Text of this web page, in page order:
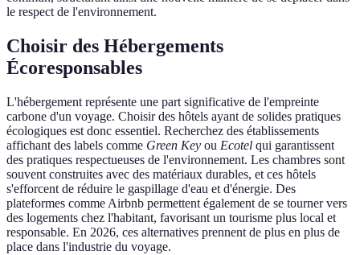
le respect de l'environnement.
Choisir des Hébergements
Écoresponsables
L'hébergement représente une part significative de l'empreinte
carbone d'un voyage. Choisir des hôtels ayant de solides pratiques
écologiques est donc essentiel. Recherchez des établissements
affichant des labels comme Green Key ou Ecotel qui garantissent
des pratiques respectueuses de l'environnement. Les chambres sont
souvent construites avec des matériaux durables, et ces hôtels
s'efforcent de réduire le gaspillage d'eau et d'énergie. Des
plateformes comme Airbnb permettent également de se tourner vers
des logements chez l'habitant, favorisant un tourisme plus local et
responsable. En 2026, ces alternatives prennent de plus en plus de
place dans l'industrie du voyage.